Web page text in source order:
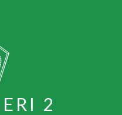
2